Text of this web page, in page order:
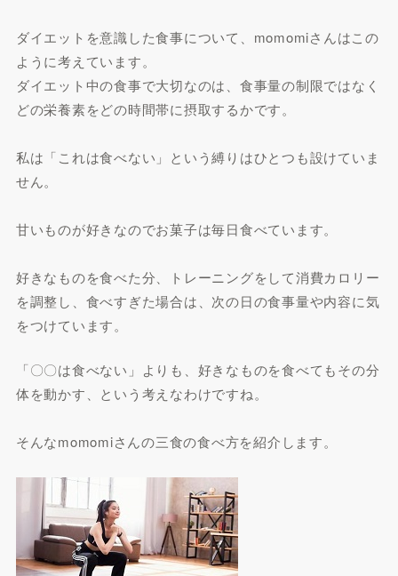
ダイエットを意識した食事について、momomiさんはこの
ように考えています。
ダイエット中の食事で大切なのは、食事量の制限ではなく
どの栄養素をどの時間帯に摂取するかです。
私は「これは食べない」という縛りはひとつも設けていま
せん。
甘いものが好きなのでお菓子は毎日食べています。
好きなものを食べた分、トレーニングをして消費カロリー
を調整し、食べすぎた場合は、次の日の食事量や内容に気
をつけています。
「〇〇は食べない」よりも、好きなものを食べてもその分
体を動かす、という考えなわけですね。
そんなmomomiさんの三食の食べ方を紹介します。